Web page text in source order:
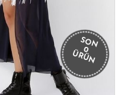
SON
0
ÜRÜN